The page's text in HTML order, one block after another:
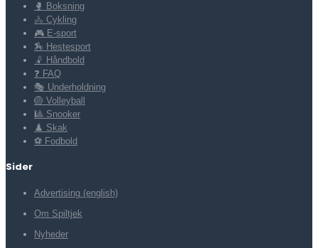
🥊 Boksning
🚴 Cykling
🎮 E-sport
🏇 Hestesport
🤾 Håndbold
❓ FAQ
🎭 Underholdning
🏐 Volleyball
🎱 Snooker
♟️ Skak
⚽ Fodbold
Sider
Advertising (english)
Om Spiltjek
Nyheder